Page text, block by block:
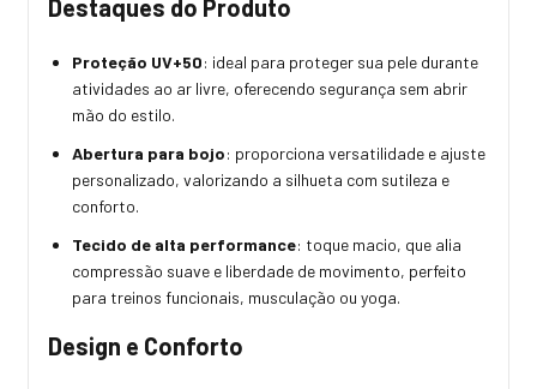
Destaques do Produto
Proteção UV+50: ideal para proteger sua pele durante
atividades ao ar livre, oferecendo segurança sem abrir
mão do estilo.
Abertura para bojo: proporciona versatilidade e ajuste
personalizado, valorizando a silhueta com sutileza e
conforto.
Tecido de alta performance: toque macio, que alia
compressão suave e liberdade de movimento, perfeito
para treinos funcionais, musculação ou yoga.
Design e Conforto